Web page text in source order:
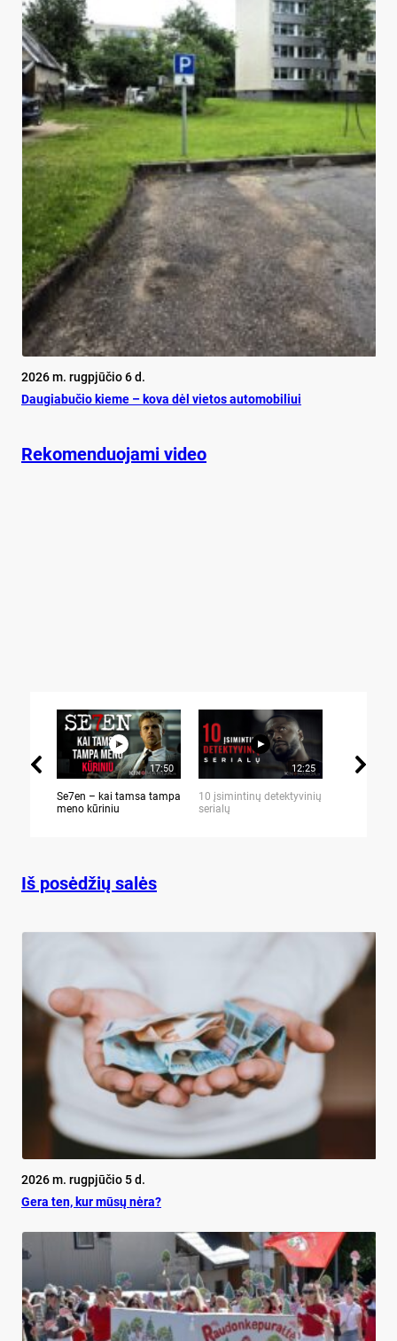
2026 m. rugpjūčio 6 d.
Dau­gia­bu­čio kie­me – ko­va dėl vie­tos au­to­mo­bi­liui
Rekomenduojami video
17:50
Se7en – kai tamsa tampa
meno kūriniu
12:25
10 įsimintinų detektyvinių
serialų
Iš posėdžių salės
2026 m. rugpjūčio 5 d.
Ge­ra ten, kur mū­sų nė­ra?